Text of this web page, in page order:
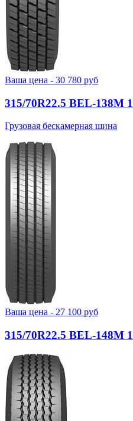
Ваша цена - 30 780 руб
315/70R22.5 BEL-138М
Грузовая бескамерная шина
Ваша цена - 27 100 руб
315/70R22.5 BEL-148М